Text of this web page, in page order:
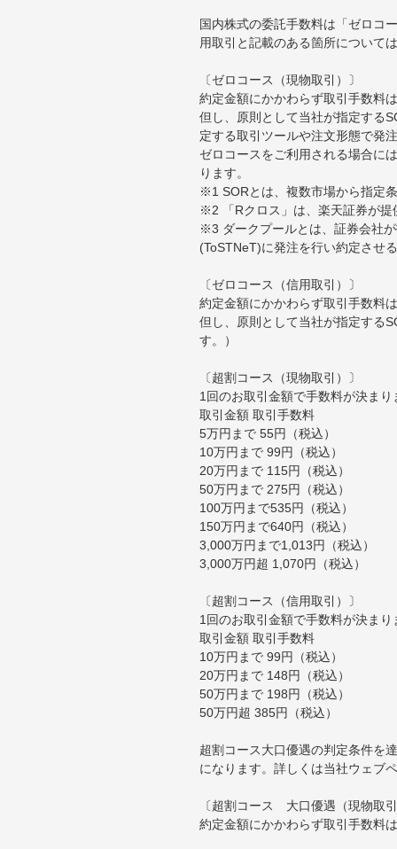
国内株式の委託手数料は「ゼロコ
用取引と記載のある箇所について
〔ゼロコース（現物取引）〕
約定金額にかかわらず取引手数料
但し、原則として当社が指定する
定する取引ツールや注文形態で発
ゼロコースをご利用される場合に
ります。
※1 SORとは、複数市場から指定
※2 「Rクロス」は、楽天証券が
※3 ダークプールとは、証券会社
(ToSTNeT)に発注を行い約定させ
〔ゼロコース（信用取引）〕
約定金額にかかわらず取引手数料
但し、原則として当社が指定する
す。）
〔超割コース（現物取引）〕
1回のお取引金額で手数料が決まり
取引金額 取引手数料
5万円まで 55円（税込）
10万円まで 99円（税込）
20万円まで 115円（税込）
50万円まで 275円（税込）
100万円まで535円（税込）
150万円まで640円（税込）
3,000万円まで1,013円（税込）
3,000万円超 1,070円（税込）
〔超割コース（信用取引）〕
1回のお取引金額で手数料が決まり
取引金額 取引手数料
10万円まで 99円（税込）
20万円まで 148円（税込）
50万円まで 198円（税込）
50万円超 385円（税込）
超割コース大口優遇の判定条件を
になります。詳しくは当社ウェブ
〔超割コース 大口優遇（現物取
約定金額にかかわらず取引手数料